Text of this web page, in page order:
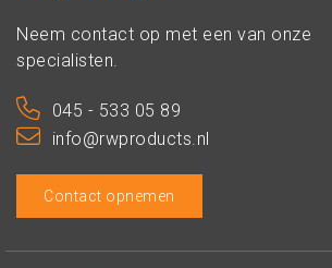
Neem contact op met een van onze
specialisten.
045 - 533 05 89
info@rwproducts.nl
Contact opnemen